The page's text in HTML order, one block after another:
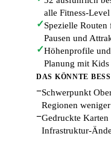
alle Fitness-Level
✓Spezielle
Pausen und
✓Höhenprofile
Planung mit Kids
DAS KÖNNTE
−Schwerpunkt
Regionen
−Gedruckte Karten
Infrastruktur-